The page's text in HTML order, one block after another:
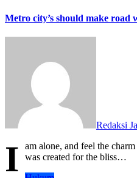
Metro city’s should make
Redaksi
I
am alone, and feel the
was created for the bliss…